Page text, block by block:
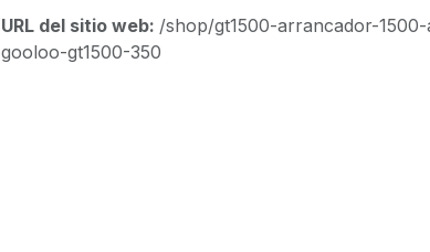
URL del sitio web: /shop/gt1500-arrancador-
gooloo-gt1500-350